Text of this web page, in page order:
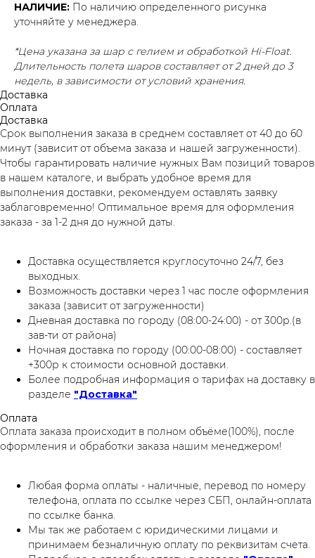
НАЛИЧИЕ: По наличию определенного рисунка
уточняйте у менеджера.
*Цена указана за шар с гелием и обработкой Hi-Float.
Длительность полета шаров составляет от 2 дней до 3
недель, в зависимости от условий хранения.
Доставка
Оплата
Доставка
Срок выполнения заказа в среднем составляет от 40 до 60
минут (зависит от объема заказа и нашей загруженности).
Чтобы гарантировать наличие нужных Вам позиций товаров
в нашем каталоге, и выбрать удобное время для
выполнения доставки, рекомендуем оставлять заявку
заблаговременно! Оптимальное время для оформления
заказа - за 1-2 дня до нужной даты.
Доставка осуществляется круглосуточно 24/7, без
выходных.
Возможность доставки через 1 час после оформления
заказа (зависит от загруженности)
Дневная доставка по городу (08:00-24:00) - от 300р.(в
зав-ти от района)
Ночная доставка по городу (00:00-08:00) - составляет
+300р к стоимости основной доставки.
Более подробная информация о тарифах на доставку в
разделе "Доставка"
Оплата
Оплата заказа происходит в полном объёме(100%), после
оформления и обработки заказа нашим менеджером!
Любая форма оплаты - наличные, перевод по номеру
телефона, оплата по ссылке через СБП, онлайн-оплата
по ссылке банка.
Мы так же работаем с юридическими лицами и
принимаем безналичную оплату по реквизитам счета.